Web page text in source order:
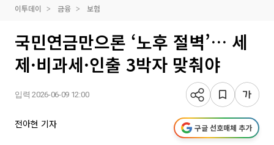
이투데이 금융 보험
국민연금만으론 ‘노후 절벽’… 세
제·비과세·인출 3박자 맞춰야
입력 2026-06-09 12:00
전아현 기자 구글 선호매체 추가